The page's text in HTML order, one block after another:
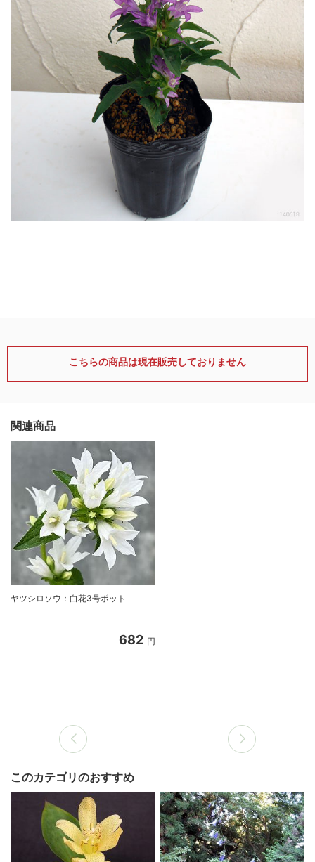
こちらの商品は現在販売しておりません
関連商品
ヤツシロソウ：白花3号ポット
682 円
このカテゴリのおすすめ